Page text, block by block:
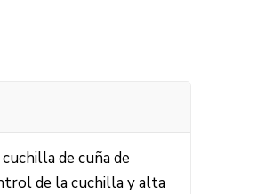
de cuña de
de la cuchilla y alta